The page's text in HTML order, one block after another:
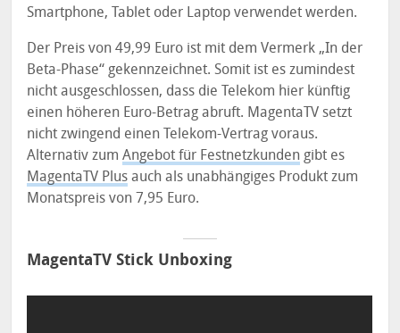
Smartphone, Tablet oder Laptop verwendet werden.
Der Preis von 49,99 Euro ist mit dem Vermerk „In der
Beta-Phase“ gekennzeichnet. Somit ist es zumindest
nicht ausgeschlossen, dass die Telekom hier künftig
einen höheren Euro-Betrag abruft. MagentaTV setzt
nicht zwingend einen Telekom-Vertrag voraus.
Alternativ zumAngebot für Festnetzkunden gibt es
MagentaTV Plus auch als unabhängiges Produkt zum
Monatspreis von 7,95 Euro.
MagentaTV Stick Unboxing